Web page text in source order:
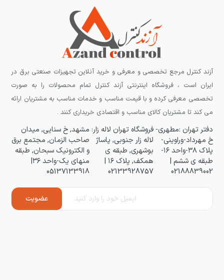
آزند کنترل مرجع تخصصی و معرفی و خرید آنلاین تجهیزات صنعتی برق در
ایران است ، فروشگاه اینترنتی آزند کنترل تمام محصولات را به صورت
تخصصی معرفی کرده و با قیمت مناسب و خدمات مناسب به مشتریان ارائه
می کند تا مشتریان کالای مناسب و اقتصادی خریداری کنند .
دفتر تهران :مطهری-
خ مهرداد-وراوینی-
پلاک ۳۸-واحد ۱۶-
طبقه ی ششم |
02188839002
فروشگاه تهران لاله زار:
لاله زار جنوبی, پاساژ
بوشهری, طبقه ی
همکف, پلاک ۱۶ |
02133928757
مشهد, خ سنایی, میدان
صاحب الزمان, مجتمع برق
و الکترونیک سبحان, طبقه
منهای یک-واحد ۳۶|
05137133918